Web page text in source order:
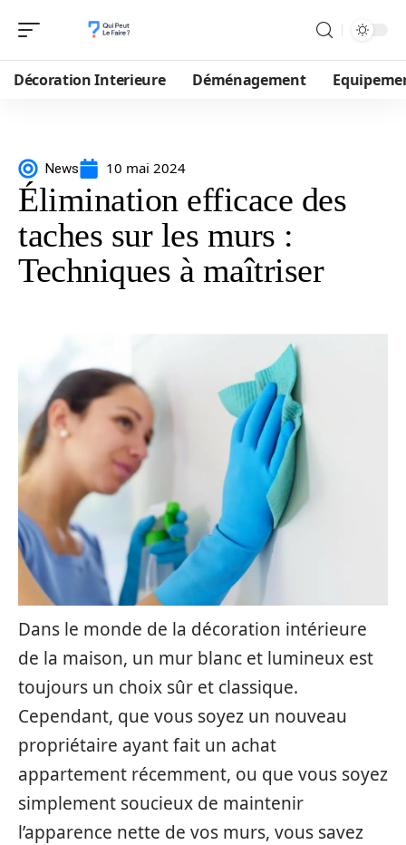
Décoration Interieure Déménagement
News 10 mai 2024
Élimination efficace des
taches sur les murs :
Techniques à maîtriser
Dans le monde de la décoration intérieure
de la maison, un mur blanc et lumineux est
toujours un choix sûr et classique.
Cependant, que vous soyez un nouveau
propriétaire ayant fait un achat
appartement récemment, ou que vous soyez
simplement soucieux de maintenir
l’apparence nette de vos murs, vous savez